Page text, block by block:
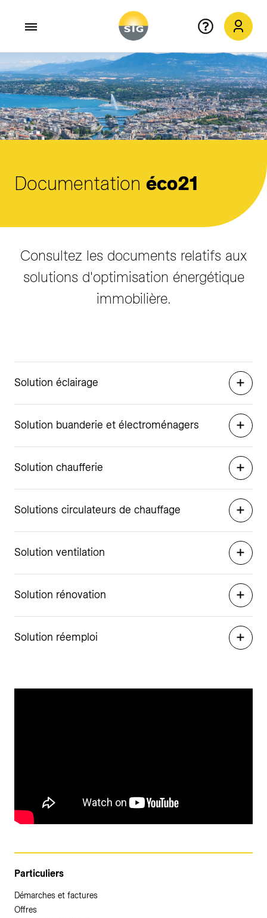
Aller au contenu principal
Documentation éco21
Consultez les documents relatifs aux
solutions d'optimisation énergétique
immobilière.
Solution éclairage
Solution buanderie et électroménagers
Solution chaufferie
Solutions circulateurs de chauffage
Solution ventilation
Solution rénovation
Solution réemploi
Particuliers
Démarches et factures
Offres